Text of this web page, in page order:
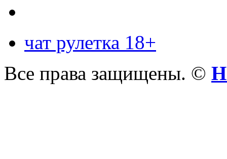
чат рулетка 18+
Все права защищены. ©